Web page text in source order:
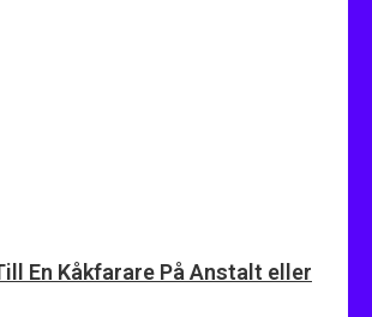
En Kåkfarare På Anstalt eller